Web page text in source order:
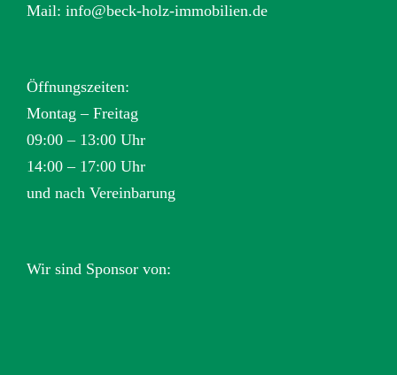
Mail: info@beck-holz-immobilien.de
Öffnungszeiten:
Montag – Freitag
09:00 – 13:00 Uhr
14:00 – 17:00 Uhr
und nach Vereinbarung
Wir sind Sponsor von: